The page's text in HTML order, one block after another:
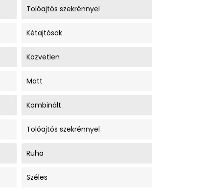
Tolóajtós szekrénnyel
Kétajtósak
Közvetlen
Matt
Kombinált
Tolóajtós szekrénnyel
Ruha
Széles